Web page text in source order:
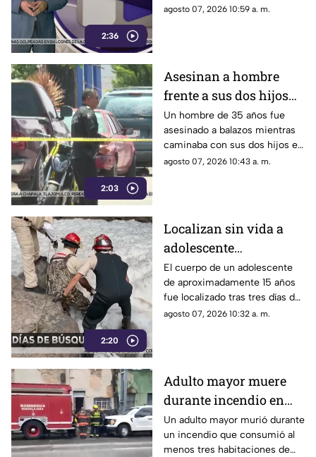
2:36
recibir un descuento
agosto 07, 2026 10:59 a. m.
2:03
Asesinan a hombre
frente a sus dos hijos
en Guadalajara
Un hombre de 35 años fue
asesinado a balazos mientras
caminaba con sus dos hijos en
la colonia Valentín Gómez
agosto 07, 2026 10:43 a. m.
2:20
Localizan sin vida a
adolescente
desaparecido en la
barranca de Huentitán
El cuerpo de un adolescente
de aproximadamente 15 años
fue localizado tras tres días de
búsqueda en la barranca de
agosto 07, 2026 10:32 a. m.
Adulto mayor muere
durante incendio en
una vivienda de
Oblatos
Un adulto mayor murió durante
un incendio que consumió al
menos tres habitaciones de